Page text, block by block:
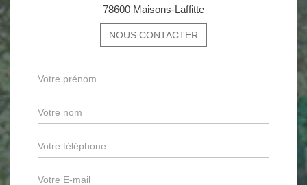
78600 Maisons-Laffitte
NOUS CONTACTER